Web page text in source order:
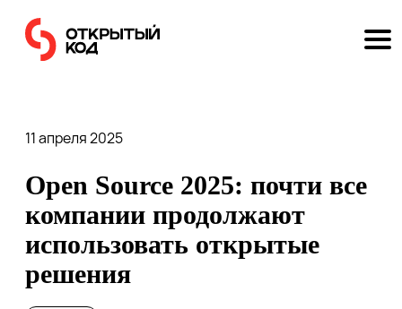
11 апреля 2025
Open Source 2025: почти все
компании продолжают
использовать открытые
решения